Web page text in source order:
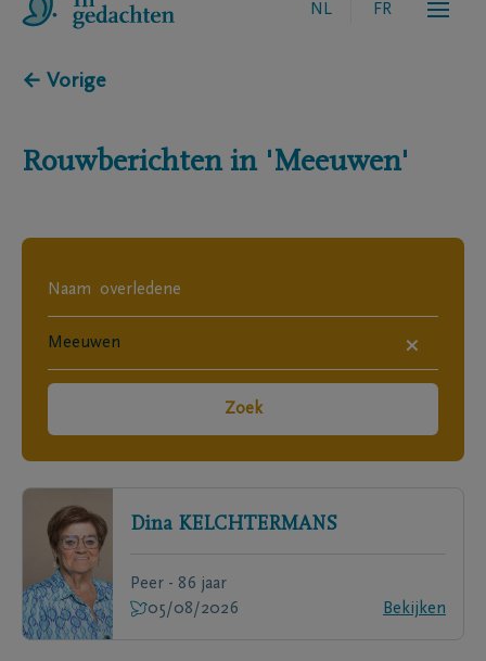
NL FR
← Vorige
Rouwberichten in 'Meeuwen'
×
Zoek
Dina KELCHTERMANS
Peer - 86 jaar
05/08/2026
Bekijken